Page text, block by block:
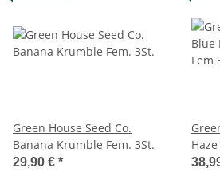
Green House Seed Co.
Banana Krumble Fem. 3St.
29,90 € *
3St.